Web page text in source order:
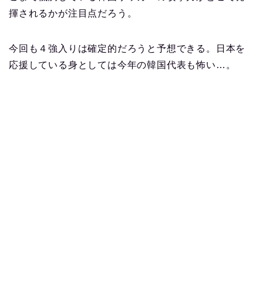
揮されるかが注目点だろう。
今回も４強入りは確定的だろうと予想できる。日本を
応援している身としては今年の韓国代表も怖い…。